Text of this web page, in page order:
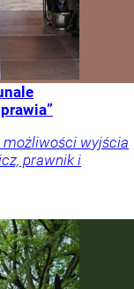
możliwości wyjścia
prawnik i